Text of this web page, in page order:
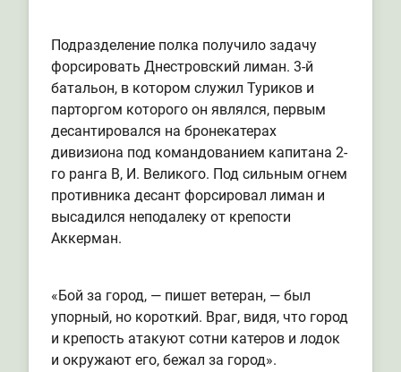
Подразделение полка получило задачу
форсировать Днестровский лиман. 3-й
батальон, в котором служил Туриков и
парторгом которого он являлся, первым
десантировался на бронекатерах
дивизиона под командованием капитана 2-
го ранга В, И. Великого. Под сильным огнем
противника десант форсировал лиман и
высадился неподалеку от крепости
Аккерман.
«Бой за город, — пишет ветеран, — был
упорный, но короткий. Враг, видя, что город
и крепость атакуют сотни катеров и лодок
и окружают его, бежал за город».